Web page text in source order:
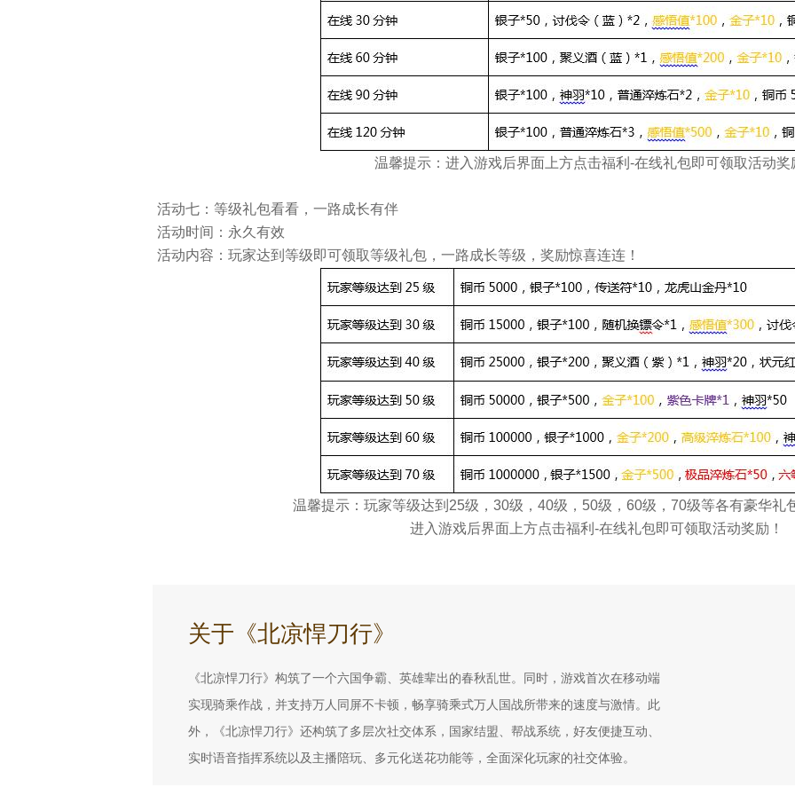
温馨提示：进入游戏后界面上方点击福利-在线礼包即可领取活动奖
活动七：等级礼包看看，一路成长有伴
活动时间：永久有效
活动内容：玩家达到等级即可领取等级礼包，一路成长等级，奖励惊喜连连！
温馨提示：玩家等级达到25级，30级，40级，50级，60级，70级等各有豪华礼
进入游戏后界面上方点击福利-在线礼包即可领取活动奖励！
关于《北凉悍刀行》
《北凉悍刀行》构筑了一个六国争霸、英雄辈出的春秋乱世。同时，游戏首次在移动端
实现骑乘作战，并支持万人同屏不卡顿，畅享骑乘式万人国战所带来的速度与激情。此
外，《北凉悍刀行》还构筑了多层次社交体系，国家结盟、帮战系统，好友便捷互动、
实时语音指挥系统以及主播陪玩、多元化送花功能等，全面深化玩家的社交体验。